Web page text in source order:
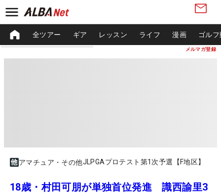
メルマガ登録
全ツアー ギア レッスン ライフ 漫画 ゴル
アマチュア・その他JLPGAプロテスト第1次予選【F地区】
18歳・村田可朋が単独首位発進 識西諭里3